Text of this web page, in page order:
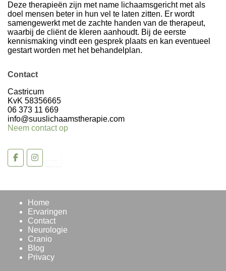
Deze therapieën zijn met name lichaamsgericht met als
doel mensen beter in hun vel te laten zitten. Er wordt
samengewerkt met de zachte handen van de therapeut,
waarbij de cliënt de kleren aanhoudt. Bij de eerste
kennismaking vindt een gesprek plaats en kan eventueel
gestart worden met het behandelplan.
Contact
Castricum
KvK 58356665
06 373 11 669
info@suuslichaamstherapie.com
Neem contact op
Home
Ervaringen
Contact
Neurologie
Cranio
Blog
Privacy